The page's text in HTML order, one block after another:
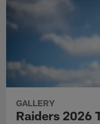
GALLERY
Raiders 2026